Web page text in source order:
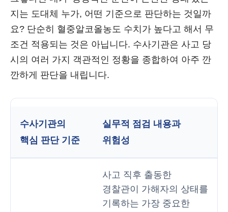
지는 도대체 누가, 어떤 기준으로 판단하는 것일까
요? 단순히 혈중알코올농도 수치가 높다고 해서 무
조건 적용되는 것은 아닙니다. 수사기관은 사고 당
시의 여러 가지 객관적인 정황을 종합하여 아주 깐
깐하게 판단을 내립니다.
수사기관의
핵심 판단 기준
실무적 점검 내용과
위험성
사고 직후 출동한
경찰관이 가해자의 상태를
기록하는 가장 중요한